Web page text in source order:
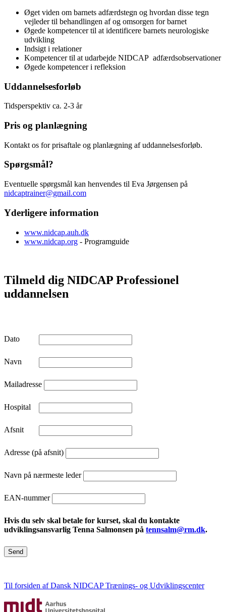
Øget viden om barnets adfærdstegn og hvordan disse tegn
vejleder til behandlingen af og omsorgen for barnet
Øgede kompetencer til at identificere barnets neurologiske
udvikling
Indsigt i relationer
Kompetencer til at udarbejde NIDCAP adfærdsobservationer
Øgede kompetencer i refleksion
Uddannelsesforløb
Tidsperspektiv ca. 2-3 år
Pris og planlægning
Kontakt os for prisaftale og planlægning af uddannelsesforløb.
Spørgsmål?
Eventuelle spørgsmål kan henvendes til Eva Jørgensen på
nidcaptrainer@gmail.com
Yderligere information
www.nidcap.auh.dk
www.nidcap.org - Programguide
Tilmeld dig NIDCAP Professionel
uddannelsen
Dato
Navn
Mailadresse
Hospital
Afsnit
Adresse (på afsnit)
Navn på nærmeste leder
EAN-nummer
Hvis du selv skal betale for kurset, skal du kontakte
udviklingsansvarlig Tenna Salmonsen på tennsalm@rm.dk.
Send
Til forsiden af Dansk NIDCAP Trænings- og Udviklingscenter